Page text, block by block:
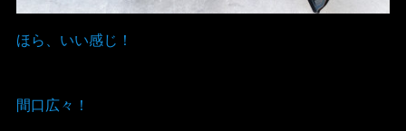
ほら、いい感じ！
間口広々！